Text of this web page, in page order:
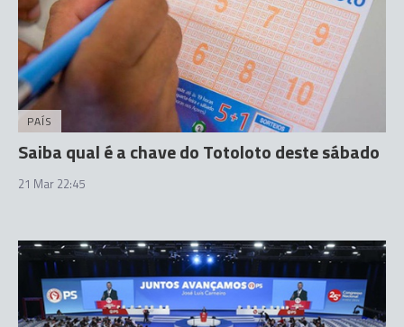
PAÍS
Saiba qual é a chave do Totoloto deste sábado
21 Mar 22:45